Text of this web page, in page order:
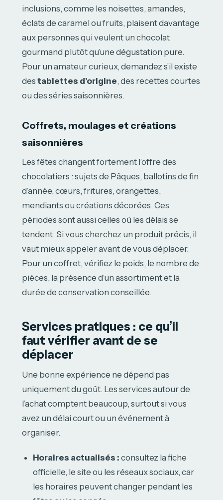
inclusions, comme les noisettes, amandes,
éclats de caramel ou fruits, plaisent davantage
aux personnes qui veulent un chocolat
gourmand plutôt qu’une dégustation pure.
Pour un amateur curieux, demandez s’il existe
des tablettes d’origine, des recettes courtes
ou des séries saisonnières.
Coffrets, moulages et créations
saisonnières
Les fêtes changent fortement l’offre des
chocolatiers : sujets de Pâques, ballotins de fin
d’année, cœurs, fritures, orangettes,
mendiants ou créations décorées. Ces
périodes sont aussi celles où les délais se
tendent. Si vous cherchez un produit précis, il
vaut mieux appeler avant de vous déplacer.
Pour un coffret, vérifiez le poids, le nombre de
pièces, la présence d’un assortiment et la
durée de conservation conseillée.
Services pratiques : ce qu’il
faut vérifier avant de se
déplacer
Une bonne expérience ne dépend pas
uniquement du goût. Les services autour de
l’achat comptent beaucoup, surtout si vous
avez un délai court ou un événement à
organiser.
Horaires actualisés : consultez la fiche
officielle, le site ou les réseaux sociaux, car
les horaires peuvent changer pendant les